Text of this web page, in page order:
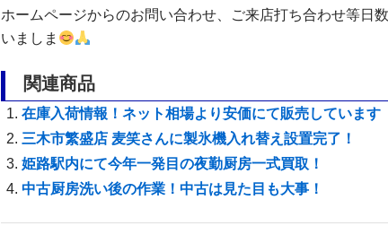
ホームページからのお問い合わせ、ご来店打ち合わせ等日
いましま
関連商品
在庫入荷情報！ネット相場より安価にて販売しています
三木市繁盛店 麦笑さんに製氷機入れ替え設置完了！
姫路駅内にて今年一発目の夜勤厨房一式買取！
中古厨房洗い後の作業！中古は見た目も大事！